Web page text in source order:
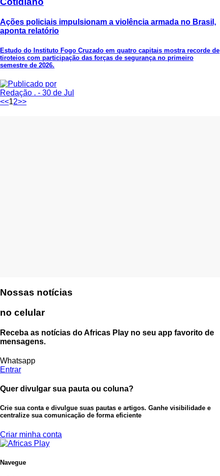
Ações policiais impulsionam a violência armada no Brasil,
aponta relatório
Estudo do Instituto Fogo Cruzado em quatro capitais mostra recorde de
tiroteios com participação das forças de segurança no primeiro
semestre de 2026.
Redação . - 30 de Jul
<<12>>
Nossas notícias
no celular
Receba as notícias do Africas Play no seu app favorito de
mensagens.
Whatsapp
Entrar
Quer divulgar sua pauta ou coluna?
Crie sua conta e divulgue suas pautas e artigos. Ganhe visibilidade e
centralize sua comunicação de forma eficiente
Criar minha conta
Navegue